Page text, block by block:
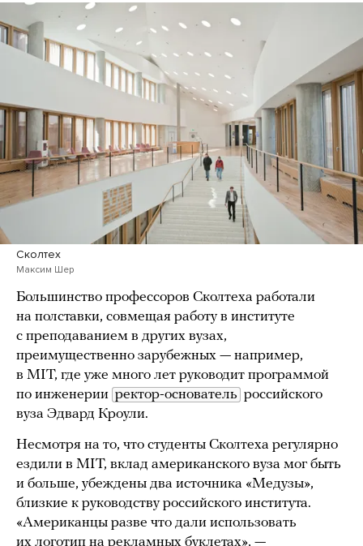
Сколтех
Максим Шер
Большинство профессоров Сколтеха работали
на полставки, совмещая работу в институте
с преподаванием в других вузах,
преимущественно зарубежных — например,
в MIT, где уже много лет руководит программой
по инженерии ректор-основатель российского
вуза Эдвард Кроули.
Несмотря на то, что студенты Сколтеха регулярно
ездили в MIT, вклад американского вуза мог быть
и больше, убеждены два источника «Медузы»,
близкие к руководству российского института.
«Американцы разве что дали использовать
их логотип на рекламных буклетах», —